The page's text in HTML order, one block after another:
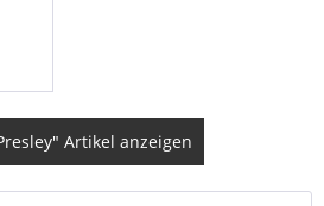
Artikel anzeigen